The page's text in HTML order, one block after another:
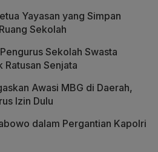
Yayasan yang Simpan
Sekolah
Sekolah Swasta
Ratusan Senjata
Awasi MBG di Daerah,
Izin Dulu
dalam Pergantian Kapolri